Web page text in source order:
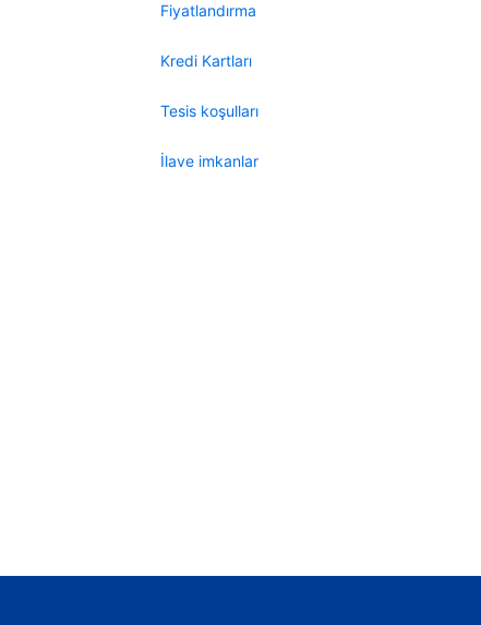
Fiyatlandırma
Kredi Kartları
Tesis koşulları
İlave imkanlar